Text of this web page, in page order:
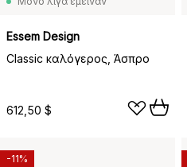
Essem Design
Classic καλόγερος, Άσπρο
612,50 $
-11%